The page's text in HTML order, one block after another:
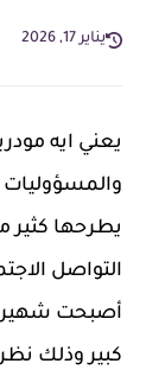
يناير 17, 2026
يعني ايه
والمسؤوليات
يطرحها كثير
التواصل
أصبحت شهيرة
كبير وذلك